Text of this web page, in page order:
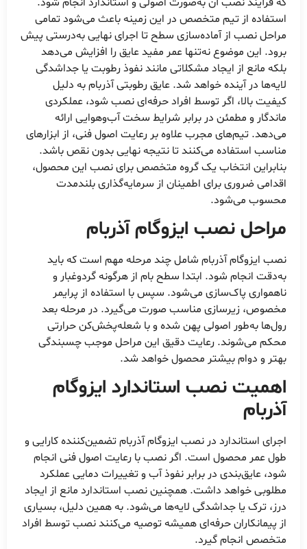
استفاده از تیم متخصص در این زمینه باعث می‌شود تمامی
مراحل نصب از آماده‌سازی سطح تا اجرای نهایی به‌درستی پیش
برود. این موضوع نه‌تنها عمر مفید عایق را افزایش می‌دهد
بلکه مانع از ایجاد مشکلاتی مانند نفوذ رطوبت یا جداشدگی
لایه‌ها در آینده خواهد شد. عایق رطوبتی آذربام به دلیل
کیفیت بالا، اگر توسط افراد حرفه‌ای نصب شود، عملکردی
ماندگار و مطمئن در برابر شرایط سخت آب‌وهوایی ارائه
می‌دهد. تیم‌های مجرب علاوه بر رعایت اصول فنی، از ابزارهای
مناسب استفاده می‌کنند تا نتیجه نهایی بدون نقص باشد.
بنابراین انتخاب یک گروه متخصص برای نصب این محصول،
اقدامی ضروری برای اطمینان از سرمایه‌گذاری بلندمدت
محسوب می‌شود.
مراحل نصب ایزوگام آذربام
نصب ایزوگام آذربام شامل چند مرحله مهم است که باید
به‌دقت انجام شود. ابتدا سطح بام از هرگونه گردوغبار و
ناهمواری پاک‌سازی می‌شود. سپس با استفاده از پرایمر
مخصوص، زیرسازی مناسب صورت می‌گیرد. در مرحله بعد
رول‌ها به‌طور اصولی پهن شده و با شعله‌پخش‌کن حرارتی
محکم می‌شوند. رعایت دقیق این مراحل موجب چسبندگی
بهتر و دوام بیشتر محصول خواهد شد.
اهمیت نصب استاندارد ایزوگام
آذربام
اجرای استاندارد در نصب ایزوگام آذربام تضمین‌کننده کارایی و
طول عمر محصول است. اگر نصب با رعایت اصول فنی انجام
شود، عایق‌بندی در برابر نفوذ آب و تغییرات دمایی عملکرد
مطلوبی خواهد داشت. همچنین نصب استاندارد مانع از ایجاد
درز، ترک یا جداشدگی لایه‌ها می‌شود. به همین دلیل، بسیاری
از پیمانکاران حرفه‌ای همیشه توصیه می‌کنند نصب توسط افراد
متخصص انجام گیرد.